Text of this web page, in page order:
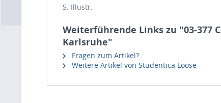
S. Illustr.
Weiterführende Links zu "03-377
Karlsruhe"
Fragen zum Artikel?
Weitere Artikel von Studentica Loose